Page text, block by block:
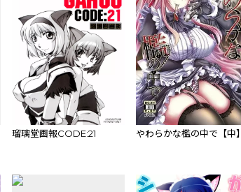
瑠璃堂画報CODE:21 やわらかな檻の中で【中】